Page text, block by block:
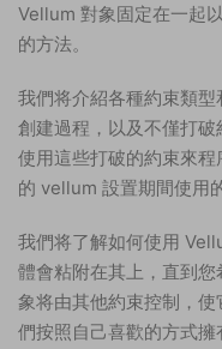
Vellum 對象固定在一起
的方法。
我們将介紹各種約束類
創建過程，以及不僅打
使用這些打破的約束來
的 vellum 設置期間使用
我們将了解如何使用
體會粘附在其上，直到
象将由其他約束控制，
們按照自己喜歡的方式